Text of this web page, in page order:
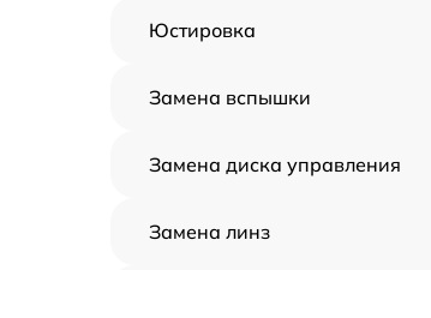
Юстировка
Замена вспышки
Замена диска управления
Замена линз